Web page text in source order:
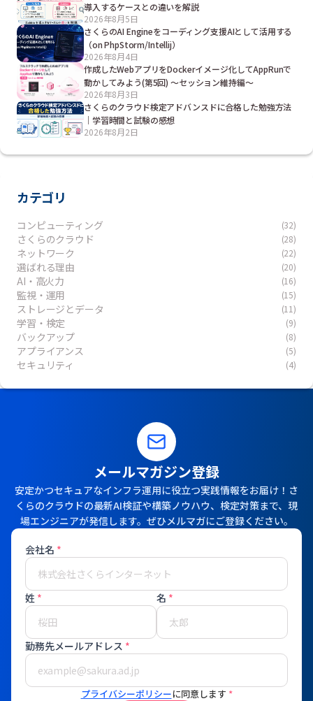
導入するケースとの違いを解説
2026年8月5日
さくらのAI Engineをコーディング支援AIとして活用する
（on PhpStorm/Intellij）
2026年8月4日
作成したWebアプリをDockerイメージ化してAppRunで
動かしてみよう(第5回) ～セッション維持編～
2026年8月3日
さくらのクラウド検定アドバンスドに合格した勉強方法
｜学習時間と試験の感想
2026年8月2日
カテゴリ
コンピューティング (32)
さくらのクラウド (28)
ネットワーク (22)
選ばれる理由 (20)
AI・高火力 (16)
監視・運用 (15)
ストレージとデータ (11)
学習・検定 (9)
バックアップ (8)
アプライアンス (5)
セキュリティ (4)
メールマガジン登録
安定かつセキュアなインフラ運用に役立つ実践情報をお届け！さ
くらのクラウドの最新AI検証や構築ノウハウ、検定対策まで、現
場エンジニアが発信します。ぜひメルマガにご登録ください。
会社名 *
姓 * 名 *
勤務先メールアドレス *
プライバシーポリシーに同意します *